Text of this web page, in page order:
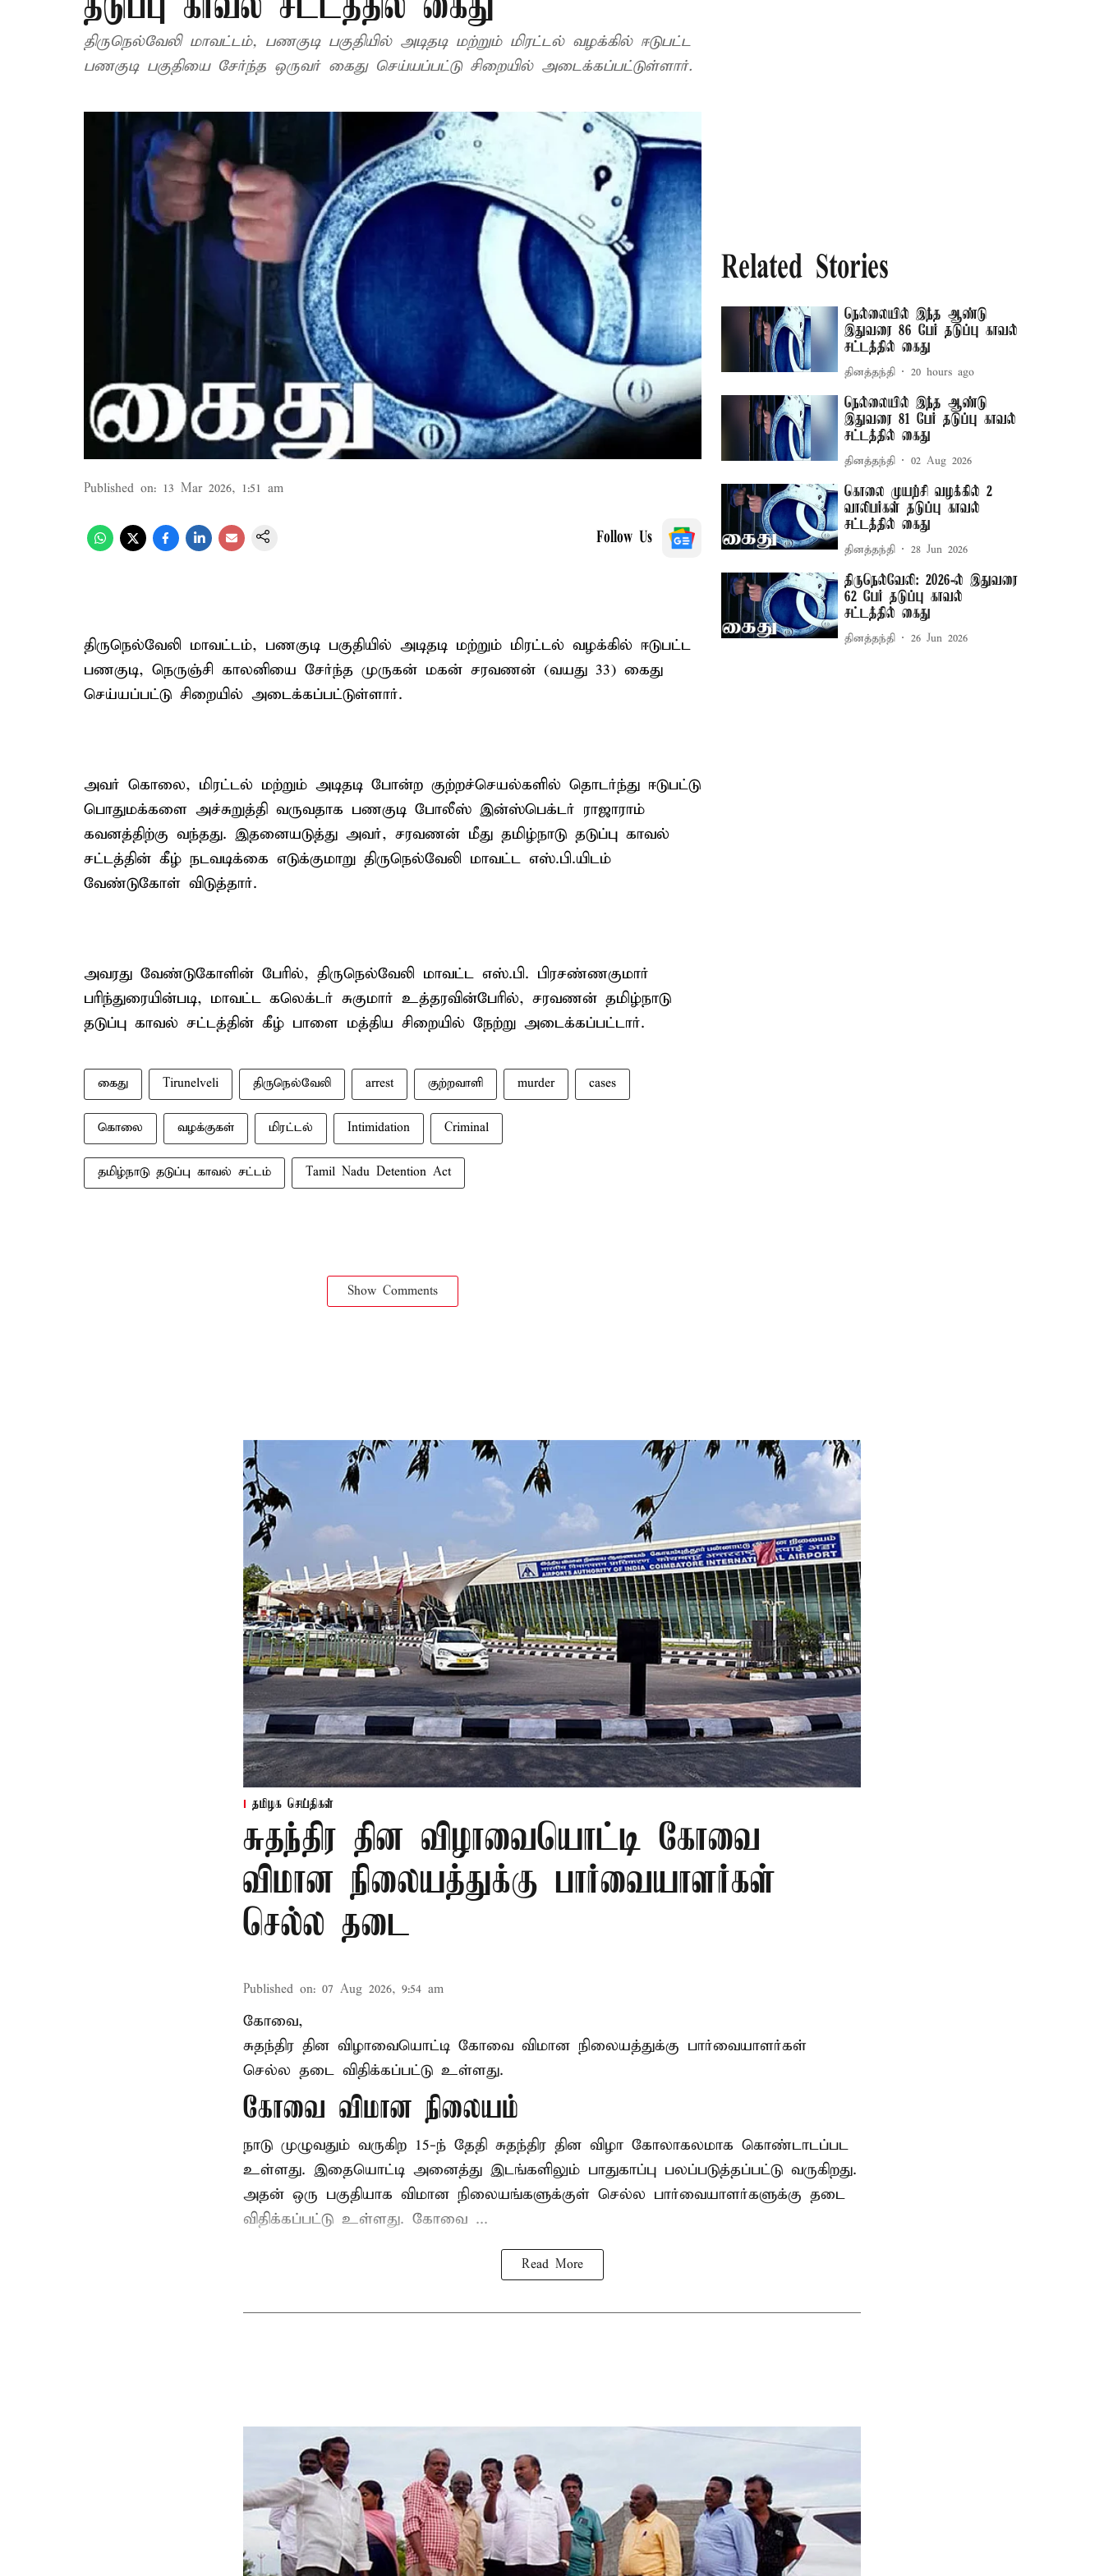
திருநெல்வேலி மாவட்டம், பணகுடி பகுதியில் அடிதடி மற்றும் மிரட்டல் வழக்கில் ஈடுபட்ட
பணகுடி பகுதியை சேர்ந்த ஒருவர் கைது செய்யப்பட்டு சிறையில் அடைக்கப்பட்டுள்ளார்.
Published on: 13 Mar 2026, 1:51 am
Follow Us
திருநெல்வேலி மாவட்டம், பணகுடி பகுதியில் அடிதடி மற்றும் மிரட்டல் வழக்கில் ஈடுபட்ட
பணகுடி, நெருஞ்சி காலனியை சேர்ந்த முருகன் மகன் சரவணன் (வயது 33) கைது
செய்யப்பட்டு சிறையில் அடைக்கப்பட்டுள்ளார்.
அவர் கொலை, மிரட்டல் மற்றும் அடிதடி போன்ற குற்றச்செயல்களில் தொடர்ந்து ஈடுபட்டு
பொதுமக்களை அச்சுறுத்தி வருவதாக பணகுடி போலீஸ் இன்ஸ்பெக்டர் ராஜாராம்
கவனத்திற்கு வந்தது. இதனையடுத்து அவர், சரவணன் மீது தமிழ்நாடு தடுப்பு காவல்
சட்டத்தின் கீழ் நடவடிக்கை எடுக்குமாறு திருநெல்வேலி மாவட்ட எஸ்.பி.யிடம்
வேண்டுகோள் விடுத்தார்.
அவரது வேண்டுகோளின் பேரில், திருநெல்வேலி மாவட்ட எஸ்.பி. பிரசண்ணகுமார்
பரிந்துரையின்படி, மாவட்ட கலெக்டர் சுகுமார் உத்தரவின்பேரில், சரவணன் தமிழ்நாடு
தடுப்பு காவல் சட்டத்தின் கீழ் பாளை மத்திய சிறையில் நேற்று அடைக்கப்பட்டார்.
கைது Tirunelveli திருநெல்வேலி arrest குற்றவாளி murder cases
கொலை வழக்குகள் மிரட்டல் Intimidation Criminal
தமிழ்நாடு தடுப்பு காவல் சட்டம் Tamil Nadu Detention Act
Show Comments
Related Stories
நெல்லையில் இந்த ஆண்டு
இதுவரை 86 பேர் தடுப்பு காவல்
சட்டத்தில் கைது
தினத்தந்தி 20 hours ago
நெல்லையில் இந்த ஆண்டு
இதுவரை 81 பேர் தடுப்பு காவல்
சட்டத்தில் கைது
தினத்தந்தி 02 Aug 2026
கொலை முயற்சி வழக்கில் 2
வாலிபர்கள் தடுப்பு காவல்
சட்டத்தில் கைது
தினத்தந்தி 28 Jun 2026
திருநெல்வேலி: 2026-ல் இதுவரை
62 பேர் தடுப்பு காவல்
சட்டத்தில் கைது
தினத்தந்தி 26 Jun 2026
தமிழக செய்திகள்
சுதந்திர தின விழாவையொட்டி கோவை
விமான நிலையத்துக்கு பார்வையாளர்கள்
செல்ல தடை
Published on: 07 Aug 2026, 9:54 am
கோவை,
சுதந்திர தின விழாவையொட்டி கோவை விமான நிலையத்துக்கு பார்வையாளர்கள்
செல்ல தடை விதிக்கப்பட்டு உள்ளது.
கோவை விமான நிலையம்
நாடு முழுவதும் வருகிற 15-ந் தேதி சுதந்திர தின விழா கோலாகலமாக கொண்டாடப்பட
உள்ளது. இதையொட்டி அனைத்து இடங்களிலும் பாதுகாப்பு பலப்படுத்தப்பட்டு வருகிறது.
அதன் ஒரு பகுதியாக விமான நிலையங்களுக்குள் செல்ல பார்வையாளர்களுக்கு தடை
விதிக்கப்பட்டு உள்ளது. கோவை ...
Read More